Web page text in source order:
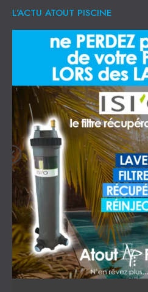
L'ACTU ATOUT PISCINE